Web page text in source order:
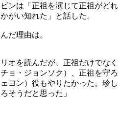
ンは「正祖を演じて正祖がどれ
がい知れた」と話した。
だ理由は。
オを読んだが、正祖だけでなく
ョ・ジョンソク）、正祖を守ろ
ヨン）役もやりたかった。珍し
そうだと思った」